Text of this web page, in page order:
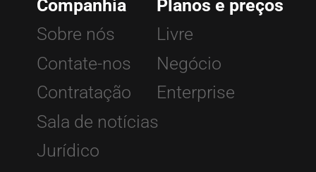
Companhia
Sobre nós
Contate-nos
Contratação
Sala de notícias
Jurídico
Planos e preços
Livre
Negócio
Enterprise